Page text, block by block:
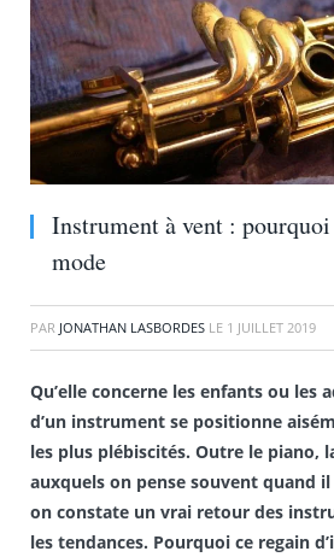
Instrument à vent :
mode
PAR JONATHAN LASBORDES LE 1 JUILLET 2019
Qu’elle concerne les enfants ou les
d’un instrument se positionne
les plus plébiscités. Outre le piano,
auxquels on pense souvent quand il
on constate un vrai retour des
les tendances. Pourquoi ce regain